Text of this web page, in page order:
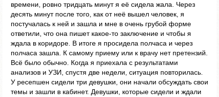
времени, ровно тридцать минут я её сидела жала. Через
десять минут после того, как от неё вышел человек, я
постучалась к ней и зашла и мне в очень грубой форме
ответили, что она пишет какое-то заключение и чтобы я
ждала в коридоре. В итоге я просидела полчаса и через
полчаса зашла. К самому приему или к врачу нет претензий.
Всё было обычно. Когда я приехала с результатами
анализов и УЗИ, спустя две недели, ситуация повторилась.
У ресепшен сидели три девушки, они начали обсуждать свои
темы и зашли в кабинет. Девушки, которые сидели и ждали